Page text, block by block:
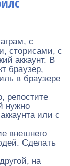
с
сторисами, с
аккаунт. В
браузер,
в браузере
репостите
нужно
или с
внешнего
Сделать
на